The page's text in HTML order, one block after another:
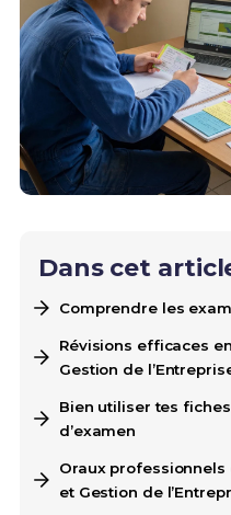
Dans cet
Comprendre les
Révisions efficaces
Gestion de
Bien utiliser tes
d’examen
Oraux professionnels
et Gestion de